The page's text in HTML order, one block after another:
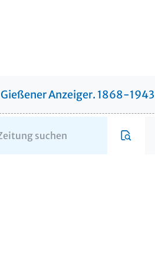
Gießener Anzeiger. 1868-1943